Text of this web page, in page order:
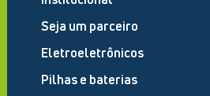
Seja um parceiro
Eletroeletrônicos
Pilhas e baterias